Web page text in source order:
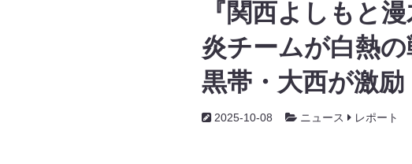
『関西よしもと
炎チームが白熱
黒帯・大西が激
2025-10-08 ニュース レポート